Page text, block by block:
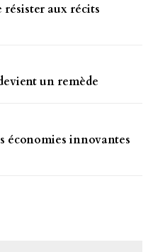
résister aux récits
un remède
économies innovantes